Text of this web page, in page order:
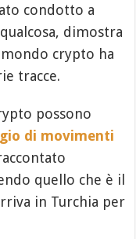
condotto a
dimostra
crypto ha
tracce.
possono
di movimenti
quello che è il
in Turchia per